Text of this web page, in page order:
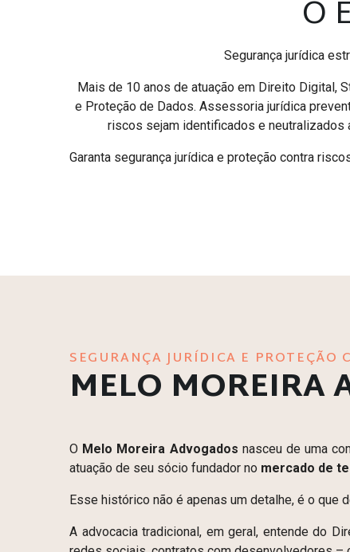
O
Segurança jurídica
Mais de 10 anos de atuação em Direito Digital,
e Proteção de Dados. Assessoria jurídica
riscos sejam identificados e neutralizados
Garanta segurança jurídica e proteção contra
SEGURANÇA JURÍDICA E PROTEÇÃO
MELO MOREIRA
O Melo Moreira Advogados nasceu de uma
atuação de seu sócio fundador no mercado de
Esse histórico não é apenas um detalhe, é o
A advocacia tradicional, em geral, entende do